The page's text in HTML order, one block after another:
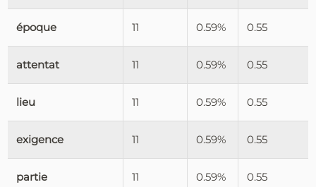
époque 11 0.59% 0.55
attentat 11 0.59% 0.55
lieu 11 0.59% 0.55
exigence 11 0.59% 0.55
partie 11 0.59% 0.55